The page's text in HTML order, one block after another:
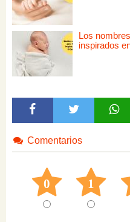
Los
inspirados
Comentarios
0 1